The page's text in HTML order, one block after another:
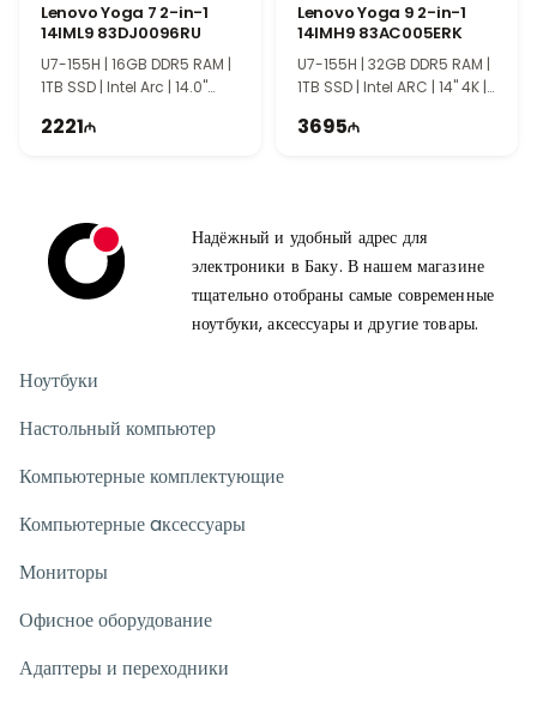
Lenovo Yoga 7 2-in-1
14IML9 83DJ0096RU
U7-155H | 16GB DDR5 RAM |
1TB SSD | Intel Arc | 14.0"
Win11
2221
Lenovo Yoga 9 2-in-1
14IMH9 83AC005ERK
U7-155H | 32GB DDR5 RAM |
1TB SSD | Intel ARC | 14" 4K |
3695
Надёжный и удобный адрес для
электроники в Баку. В нашем магазине
тщательно отобраны самые современные
ноутбуки, аксессуары и другие товары.
Ноутбуки
Настольный компьютер
Компьютерные комплектующие
Компьютерные aксессуары
Мониторы
Офисное оборудование
Адаптеры и переходники